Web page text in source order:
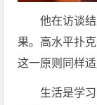
他在访谈
果。高水平扑
这一原则同样适
生活是学